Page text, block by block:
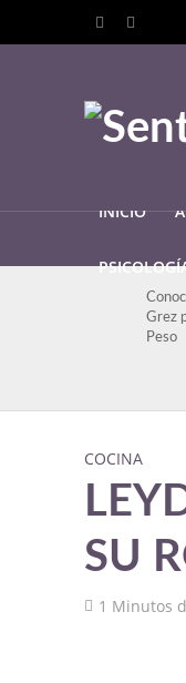
INICIO
Grez
Peso
COCINA
SU
1 Minutos